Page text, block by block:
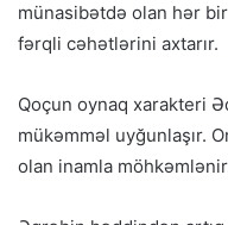
münasibətdə olan hər
fərqli cəhətlərini axtarır.
Qoçun oynaq xarakteri
mükəmməl uyğunlaşır.
olan inamla